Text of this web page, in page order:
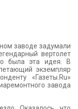
заводе задумали
вертолет
была эта идея. В
экземпляр
«Газеты.Ru»
завода